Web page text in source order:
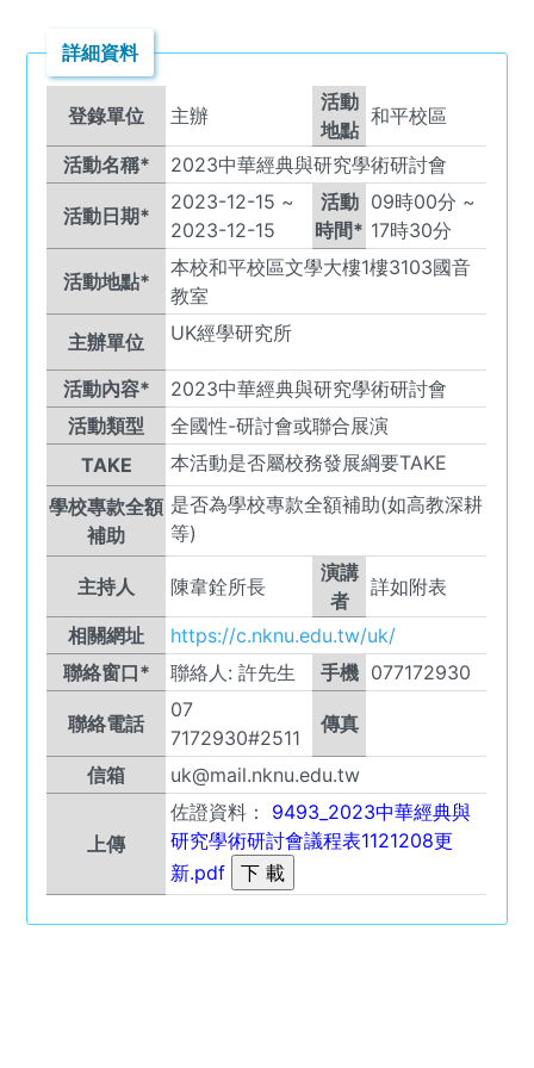
詳細資料
登錄單位 主辦
活動
地點
和平校區
活動名稱* 2023中華經典與研究學術研討會
活動日期*
2023-12-15 ~
2023-12-15
活動
時間*
09時00
分 ~
17時30分
活動地點*
本校和平校區文學大樓1樓3103國音
教室
主辦單位
UK經學研究所
活動內容*
2023中華經典與研究學術研討會
活動類型
全國性-研討會或聯合展演
TAKE
本活動是否屬校務發展綱要TAKE
學校專款全額
補助
是否為學校專款全額補助(如高教深耕
等)
主持人 陳韋銓所長
演講
者
詳如附表
相關網址
https://c.nknu.edu.tw/uk/
聯絡窗口*
聯絡人: 許先生 手機 077172930
聯絡電話
07
7172930#2511
傳真
信箱 uk@mail.nknu.edu.tw
上傳
佐證資料： 9493_2023中華經典與
研究學術研討會議程表1121208更
新.pdf